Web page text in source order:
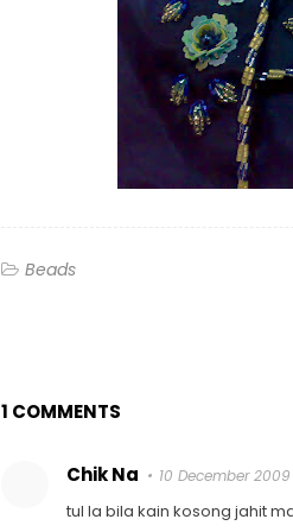
Beads
1 COMMENTS
Chik Na 10 December 2009
tul la bila kain kosong jahit